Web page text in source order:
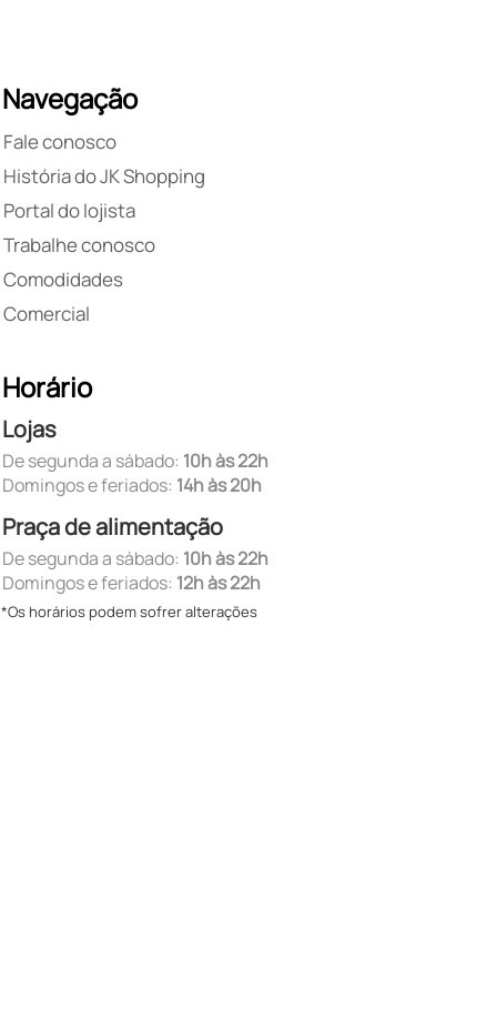
Navegação
Fale conosco
História do JK Shopping
Portal do lojista
Trabalhe conosco
Comodidades
Comercial
Horário
Lojas
De segunda a sábado: 10h às 22h
Domingos e feriados: 14h às 20h
Praça de alimentação
De segunda a sábado: 10h às 22h
Domingos e feriados: 12h às 22h
*Os horários podem sofrer alterações